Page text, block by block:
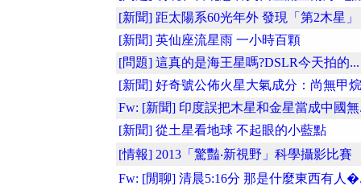
[新聞] 距太陽系60光年外 發現「第2木星」
[新聞] 英仙座流星雨 一小時百顆
[問題] 這真的是海王星嗎?DSLR今天拍的...
[新聞] 好奇號公佈火星大氣成分：尚無甲烷
Fw: [新聞] 印度誤把木星和金星當成中國無
[新聞] 從土星看地球 不起眼的小藍點
[情報] 2013「驚豔‧新視野」科學攝影比賽
Fw: [閒聊] 清晨5:16分 那是什麼東西有人